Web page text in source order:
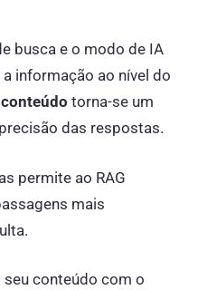
busca e o modo de IA
informação ao nível do
torna-se um
das respostas.
permite ao RAG
mais
conteúdo com o